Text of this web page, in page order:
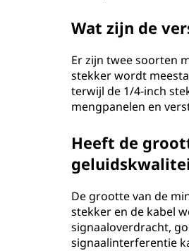
Wat zijn de
Er zijn twee soorten
stekker wordt
terwijl de 1/4-inch
mengpanelen en
Heeft de
De grootte van de
stekker en de kabel
signaaloverdracht,
signaalinterferentie